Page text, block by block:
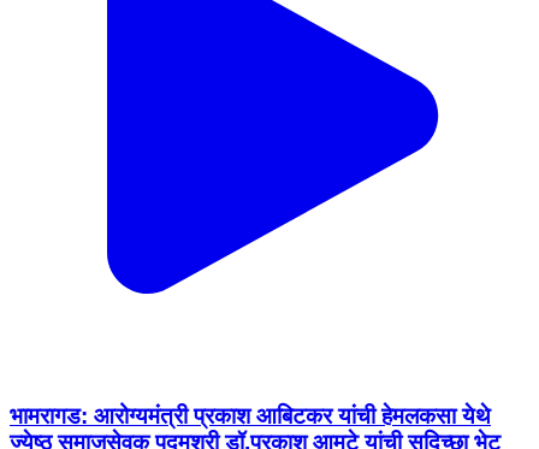
भामरागड: आरोग्यमंत्री प्रकाश आबिटकर यांची हेमलकसा येथे
ज्येष्ठ समाजसेवक पद्मश्री डॉ.प्रकाश आमटे यांची सदिच्छा भेट